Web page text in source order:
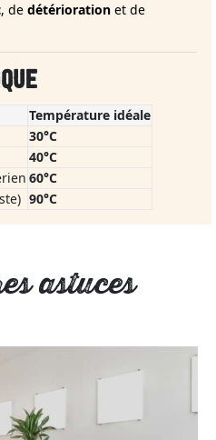
, de détérioration et de
Température idéale
30°C
40°C
60°C
90°C
astuces